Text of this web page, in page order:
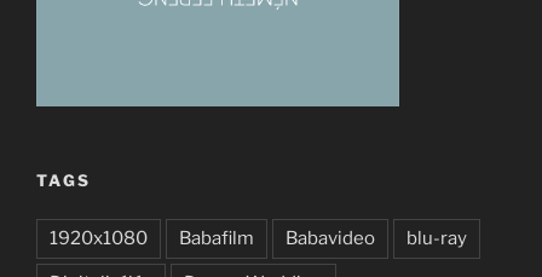
TAGS
1920x1080 Babafilm Babavideo blu-ray